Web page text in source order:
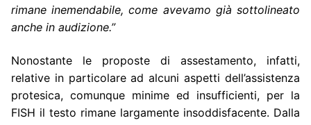
rimane inemendabile, come avevamo già sottolineato
anche in audizione.”
Nonostante le proposte di assestamento, infatti,
relative in particolare ad alcuni aspetti dell’assistenza
protesica, comunque minime ed insufficienti, per la
FISH il testo rimane largamente insoddisfacente. Dalla